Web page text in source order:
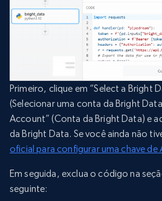
Primeiro, clique em “Select a Bright
(Selecionar uma conta da Bright
Account” (Conta da Bright Data) e
da Bright Data. Se você ainda não
oficial para configurar uma chave de
Em seguida, exclua o código na
seguinte: